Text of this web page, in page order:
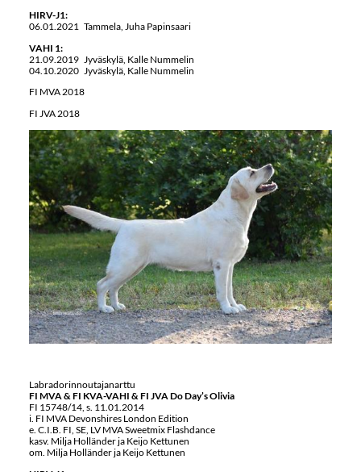
HIRV-J1:
06.01.2021 Tammela, Juha Papinsaari
VAHI 1:
21.09.2019 Jyväskylä, Kalle Nummelin
04.10.2020 Jyväskylä, Kalle Nummelin
FI MVA 2018
FI JVA 2018
Labradorinnoutajanarttu
FI MVA & FI KVA-VAHI & FI JVA Do Day’s Olivia
FI 15748/14, s. 11.01.2014
i. FI MVA Devonshires London Edition
e. C.I.B. FI, SE, LV MVA Sweetmix Flashdance
kasv. Milja Holländer ja Keijo Kettunen
om. Milja Holländer ja Keijo Kettunen